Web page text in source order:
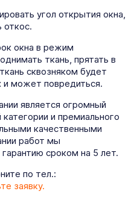
угол открытия окна,
откос.
окна в режим
ткань, прятать в
сквозняком будет
и может повредиться.
является огромный
и премиального
качественными
работ мы
сроком на 5 лет.
по тел.:
заявку.